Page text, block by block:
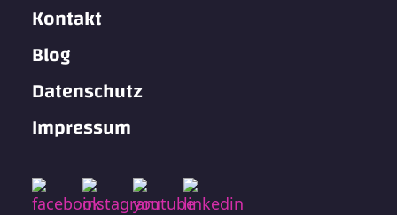
Kontakt
Blog
Datenschutz
Impressum